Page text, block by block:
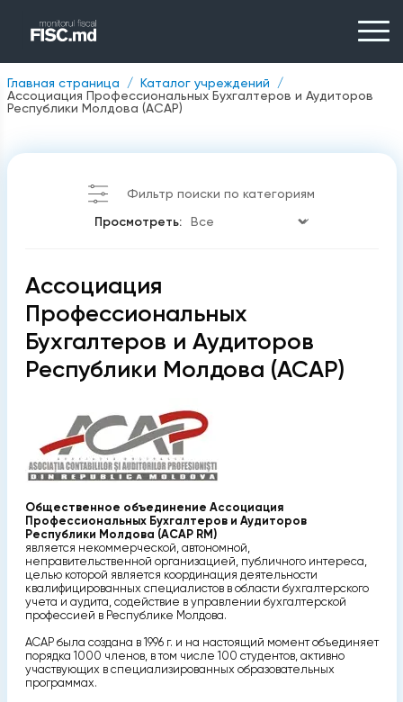
Главная страница
Каталог учреждений
Ассоциация Профессиональных Бухгалтеров и Аудиторов
Республики Молдова (ACAP)
Фильтр поиски по категориям
Просмотреть:
Ассоциация
Профессиональных
Бухгалтеров и Аудиторов
Республики Молдова (ACAP)
Общественное объединение Ассоциация
Профессиональных Бухгалтеров и Аудиторов
Республики Молдова (ACAP RM)
является некоммерческой, автономной,
неправительственной организацией, публичного интереса,
целью которой является координация деятельности
квалифицированных специалистов в области бухгалтерского
учета и аудита, содействие в управлении бухгалтерской
профессией в Республике Молдова.
ACAP была создана в 1996 г. и на настоящий момент объединяет
порядка 1000 членов, в том числе 100 студентов, активно
участвующих в специализированных образовательных
программах.